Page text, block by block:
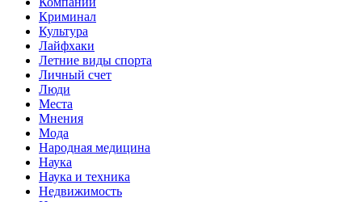
Криминал
Культура
Лайфхаки
Летние виды спорта
Личный счет
Люди
Места
Мнения
Мода
Народная медицина
Наука
Наука и техника
Недвижимость